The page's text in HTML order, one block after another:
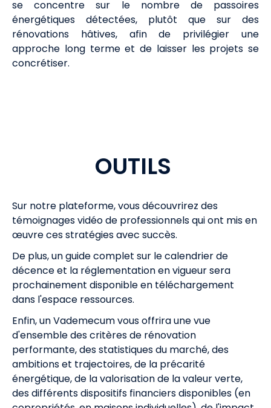
se concentre sur le nombre de passoires
énergétiques détectées, plutôt que sur des
rénovations hâtives, afin de privilégier une
approche long terme et de laisser les projets se
concrétiser.
OUTILS
Sur notre plateforme, vous découvrirez des
témoignages vidéo de professionnels qui ont mis en
œuvre ces stratégies avec succès.
De plus, un guide complet sur le calendrier de
décence et la réglementation en vigueur sera
prochainement disponible en téléchargement
dans l'espace ressources.
Enfin, un Vademecum vous offrira une vue
d'ensemble des critères de rénovation
performante, des statistiques du marché, des
ambitions et trajectoires, de la précarité
énergétique, de la valorisation de la valeur verte,
des différents dispositifs financiers disponibles (en